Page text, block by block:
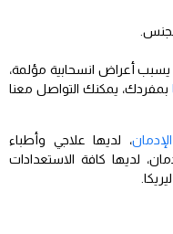
أعراض انسحابية مؤلمة،
بمفردك، يمكنك التواصل معنا
، لديها علاجي وأطباء
لديها كافة الاستعدادات